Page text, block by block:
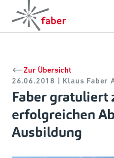
Zur Übersicht
26.06.2018 | Klaus Faber
Faber gratuliert
erfolgreichen
Ausbildung